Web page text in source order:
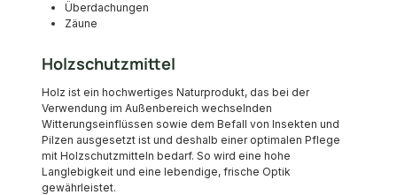
Überdachungen
Zäune
Holzschutzmittel
Holz ist ein hochwertiges Naturprodukt, das bei der
Verwendung im Außenbereich wechselnden
Witterungseinflüssen sowie dem Befall von Insekten und
Pilzen ausgesetzt ist und deshalb einer optimalen Pflege
mit Holzschutzmitteln bedarf. So wird eine hohe
Langlebigkeit und eine lebendige, frische Optik
gewährleistet.